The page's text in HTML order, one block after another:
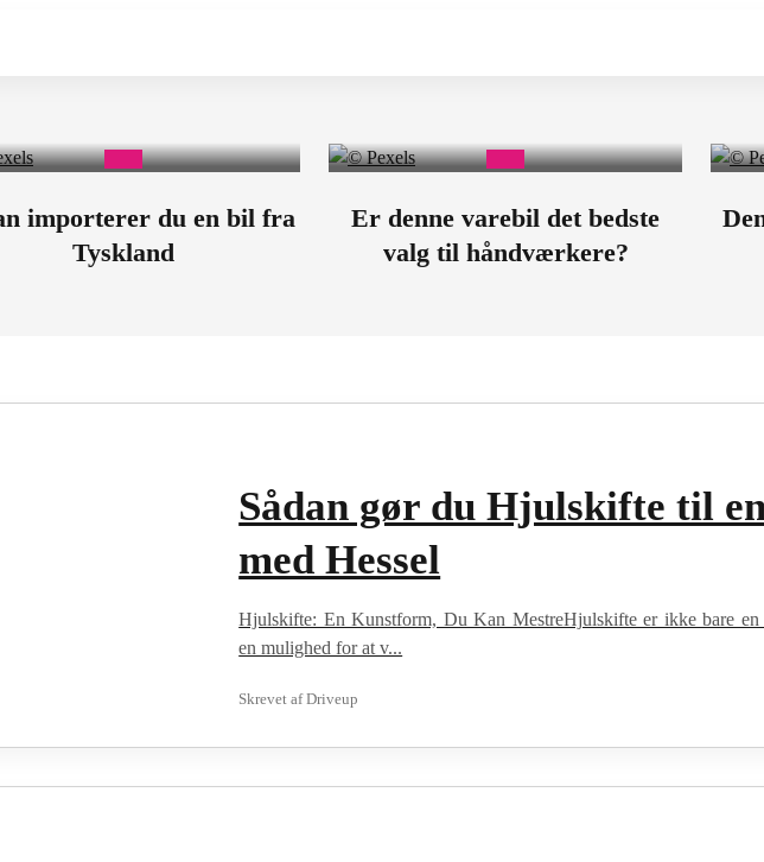
importerer du en bil fra
Tyskland
Er denne varebil det bedste
valg til håndværkere?
Sådan gør du Hjulskifte til
med Hessel
Hjulskifte: En Kunstform, Du Kan MestreHjulskifte er ikke bare
en mulighed for at v...
Skrevet afDriveup